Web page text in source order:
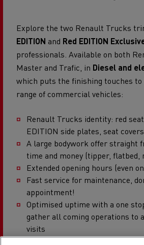
Explore the two Renault Trucks
EDITION and Red EDITION
professionals. Available on both
Master and Trafic, in Diesel and
which puts the finishing touches
range of commercial vehicles:
Renault Trucks identity: red
EDITION side plates, seat
A large bodywork offer straight
time and money (tipper,
Extended opening hours (even
Fast service for maintenance,
appointment!​
Optimised uptime with a one
gather all coming operations to
visits